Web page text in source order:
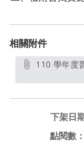
相關附件
下架日
點閱數：